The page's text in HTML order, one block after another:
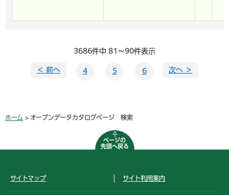
3686件中 81～90件表示
＜ 前へ 4 5 6 次へ ＞
ホーム > オープンデータカタログページ 検索
ページの
先頭へ戻る
サイトマップ サイト利用案内